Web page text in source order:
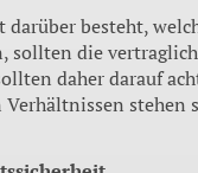
besteht,
sollten die
daher darauf